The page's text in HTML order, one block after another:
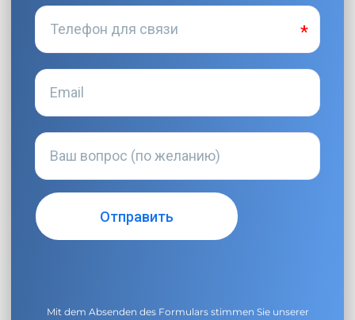
Mit dem Absenden des Formulars stimmen Sie unserer